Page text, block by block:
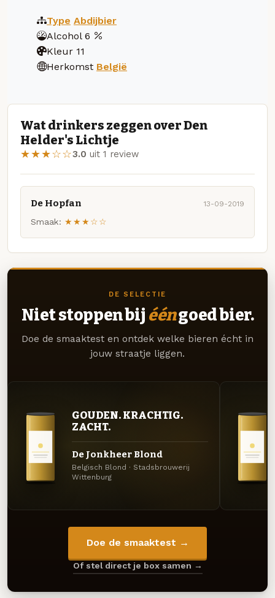
Type Abdijbier
Alcohol 6
Kleur 11
Herkomst België
Wat drinkers zeggen over Den
Helder's Lichtje
★★★☆☆3.0 uit 1 review
De Hopfan 13-09-2019
Smaak: ★★★☆☆
DE SELECTIE
Niet stoppen bij ééngoed bier.
Doe de smaaktest en ontdek welke bieren écht in
jouw straatje liggen.
GOUDEN. KRACHTIG.
ZACHT.
De Jonkheer Blond
Belgisch Blond · Stadsbrouwerij
Wittenburg
Doe de smaaktest →
Of stel direct je box samen →